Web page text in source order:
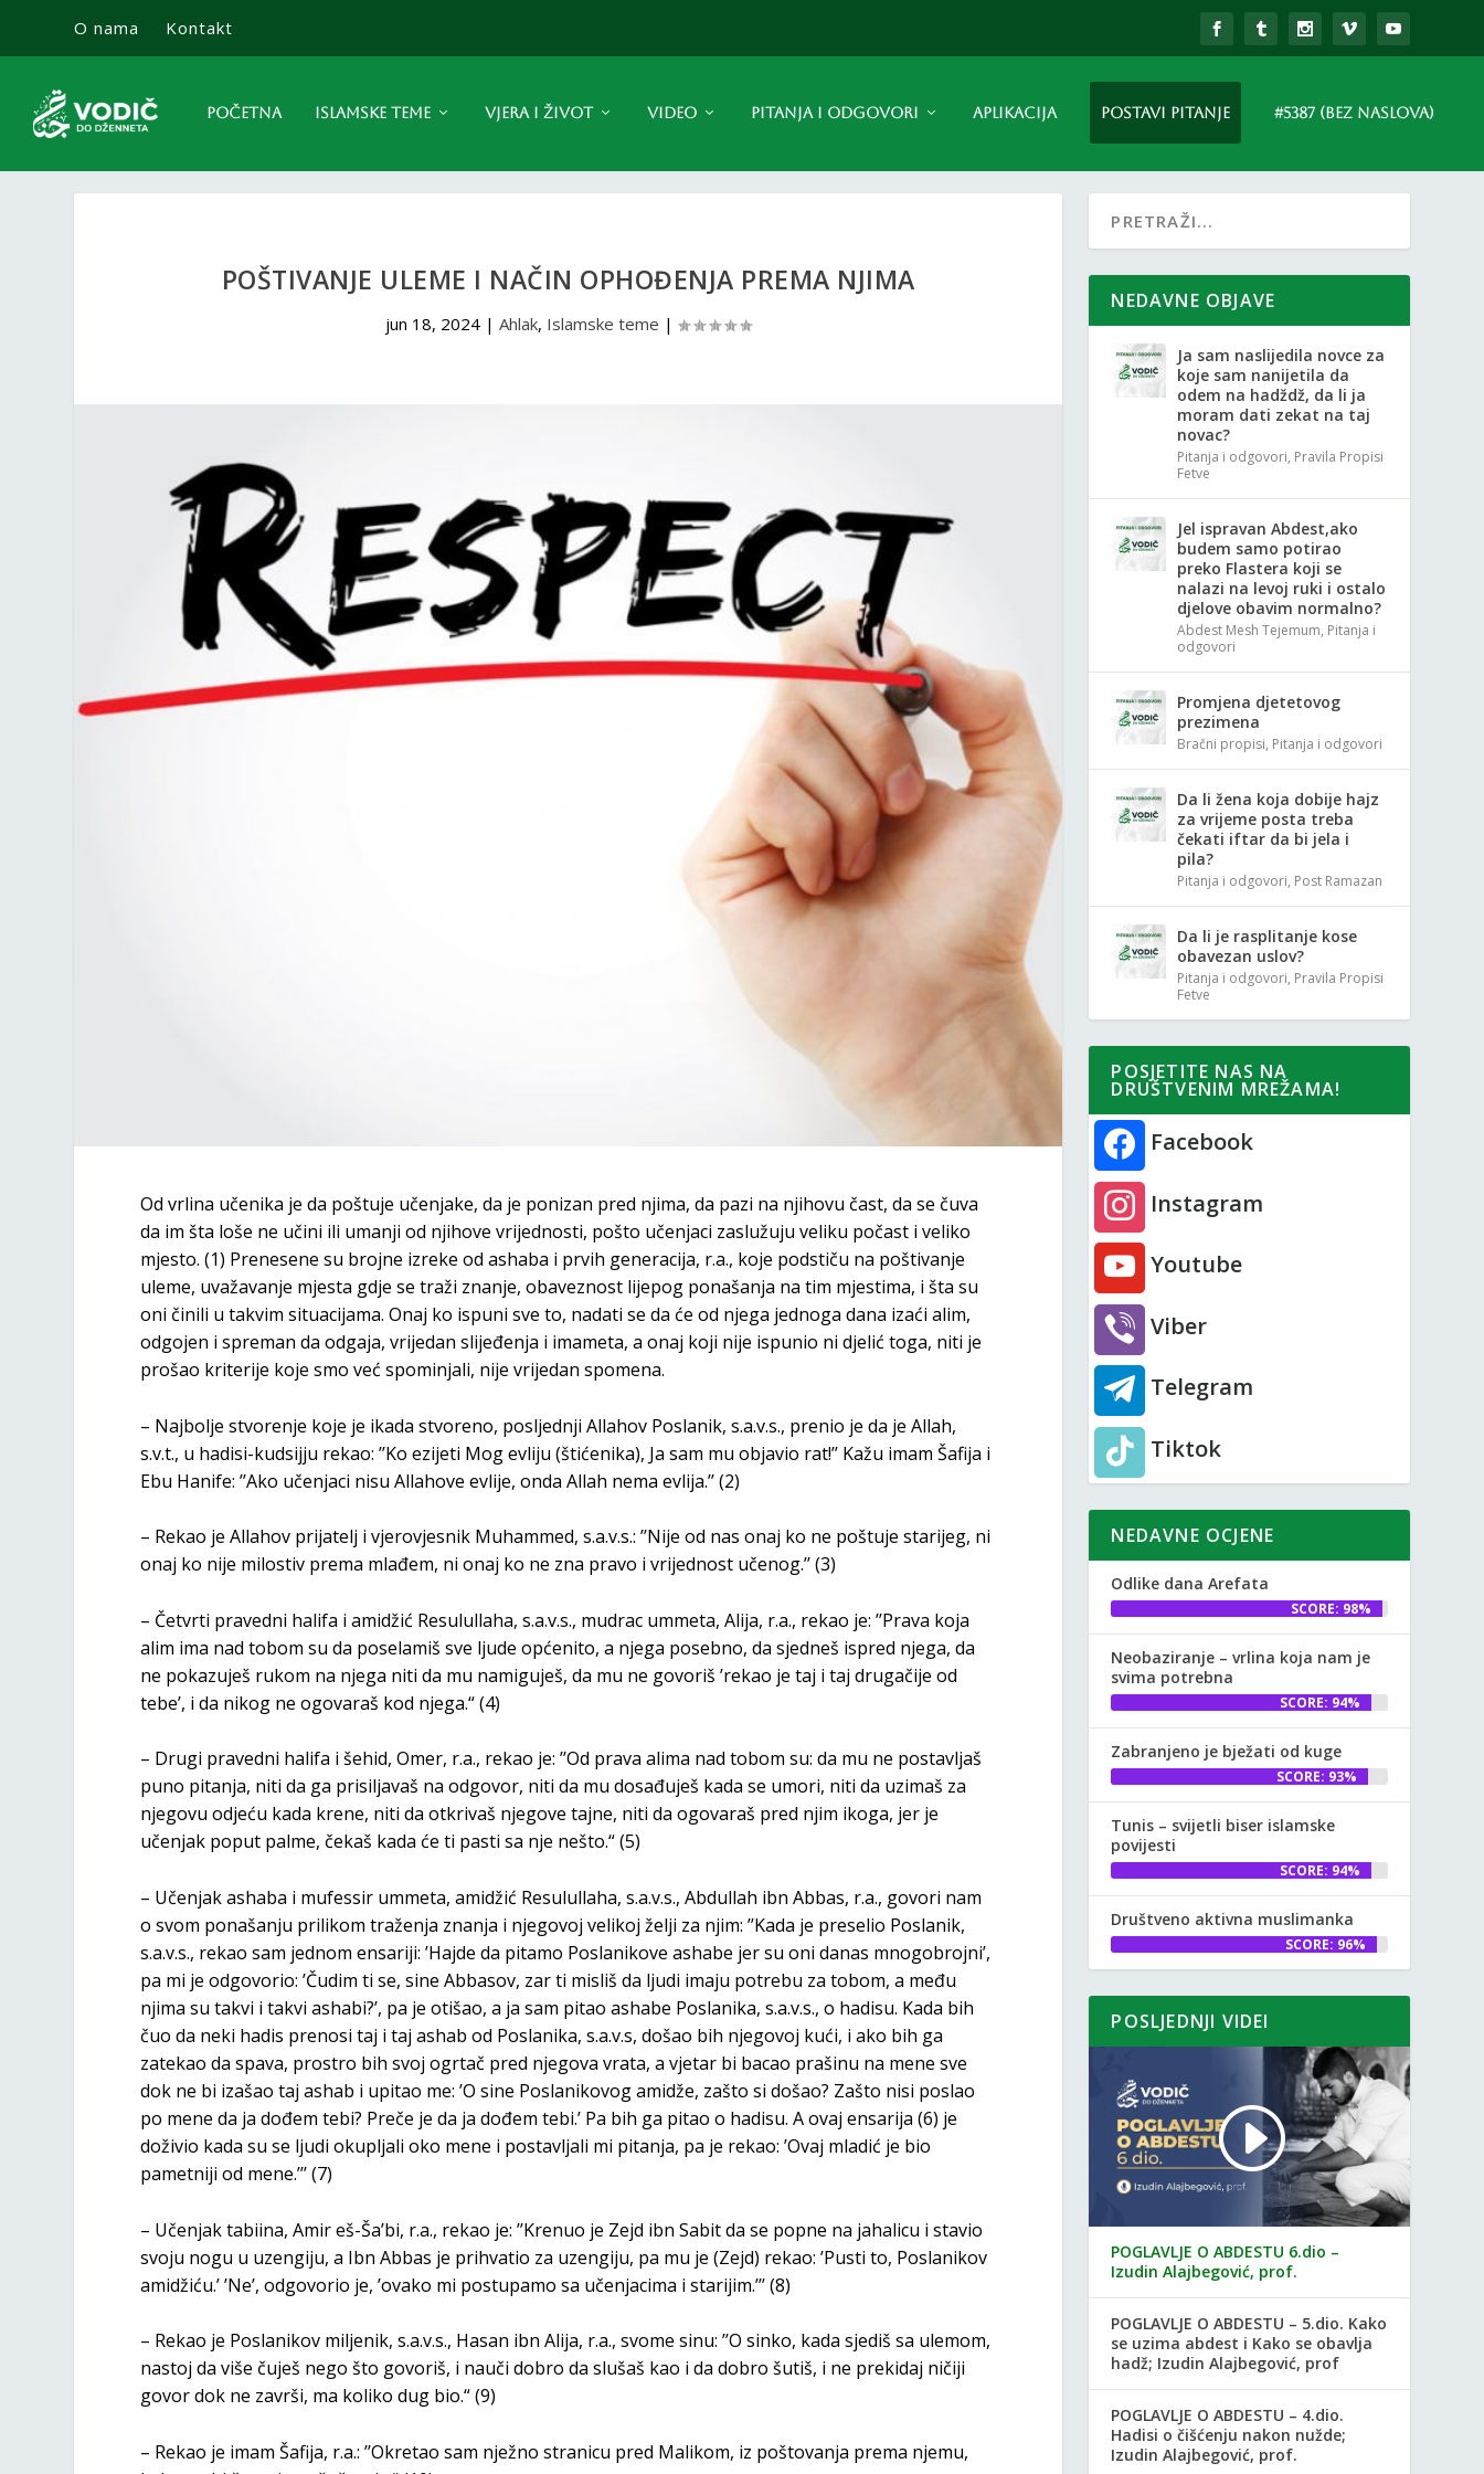
O nama Kontakt
POČETNA ISLAMSKE TEME VJERA I ŽIVOT VIDEO PITANJA I ODGOVORI APLIKACIJA POSTAVI PITANJE #5387 (BEZ NASLOVA)
POŠTIVANJE ULEME I NAČIN OPHOĐENJA PREMA NJIMA
jun 18, 2024 |Ahlak, Islamske teme |
Od vrlina učenika je da poštuje učenjake, da je ponizan pred njima, da pazi na njihovu čast, da se čuva
da im šta loše ne učini ili umanji od njihove vrijednosti, pošto učenjaci zaslužuju veliku počast i veliko
mjesto. (1) Prenesene su brojne izreke od ashaba i prvih generacija, r.a., koje podstiču na poštivanje
uleme, uvažavanje mjesta gdje se traži znanje, obaveznost lijepog ponašanja na tim mjestima, i šta su
oni činili u takvim situacijama. Onaj ko ispuni sve to, nadati se da će od njega jednoga dana izaći alim,
odgojen i spreman da odgaja, vrijedan slijeđenja i imameta, a onaj koji nije ispunio ni djelić toga, niti je
prošao kriterije koje smo već spominjali, nije vrijedan spomena.
– Najbolje stvorenje koje je ikada stvoreno, posljednji Allahov Poslanik, s.a.v.s., prenio je da je Allah,
s.v.t., u hadisi-kudsijju rekao: ’’Ko ezijeti Mog evliju (štićenika), Ja sam mu objavio rat!’’ Kažu imam Šafija i
Ebu Hanife: ’’Ako učenjaci nisu Allahove evlije, onda Allah nema evlija.’’ (2)
– Rekao je Allahov prijatelj i vjerovjesnik Muhammed, s.a.v.s.: ’’Nije od nas onaj ko ne poštuje starijeg, ni
onaj ko nije milostiv prema mlađem, ni onaj ko ne zna pravo i vrijednost učenog.’’ (3)
– Četvrti pravedni halifa i amidžić Resulullaha, s.a.v.s., mudrac ummeta, Alija, r.a., rekao je: ’’Prava koja
alim ima nad tobom su da poselamiš sve ljude općenito, a njega posebno, da sjedneš ispred njega, da
ne pokazuješ rukom na njega niti da mu namiguješ, da mu ne govoriš ’rekao je taj i taj drugačije od
tebe’, i da nikog ne ogovaraš kod njega.“ (4)
– Drugi pravedni halifa i šehid, Omer, r.a., rekao je: ’’Od prava alima nad tobom su: da mu ne postavljaš
puno pitanja, niti da ga prisiljavaš na odgovor, niti da mu dosađuješ kada se umori, niti da uzimaš za
njegovu odjeću kada krene, niti da otkrivaš njegove tajne, niti da ogovaraš pred njim ikoga, jer je
učenjak poput palme, čekaš kada će ti pasti sa nje nešto.“ (5)
– Učenjak ashaba i mufessir ummeta, amidžić Resulullaha, s.a.v.s., Abdullah ibn Abbas, r.a., govori nam
o svom ponašanju prilikom traženja znanja i njegovoj velikoj želji za njim: ’’Kada je preselio Poslanik,
s.a.v.s., rekao sam jednom ensariji: ’Hajde da pitamo Poslanikove ashabe jer su oni danas mnogobrojni’,
pa mi je odgovorio: ’Čudim ti se, sine Abbasov, zar ti misliš da ljudi imaju potrebu za tobom, a među
njima su takvi i takvi ashabi?’, pa je otišao, a ja sam pitao ashabe Poslanika, s.a.v.s., o hadisu. Kada bih
čuo da neki hadis prenosi taj i taj ashab od Poslanika, s.a.v.s, došao bih njegovoj kući, i ako bih ga
zatekao da spava, prostro bih svoj ogrtač pred njegova vrata, a vjetar bi bacao prašinu na mene sve
dok ne bi izašao taj ashab i upitao me: ’O sine Poslanikovog amidže, zašto si došao? Zašto nisi poslao
po mene da ja dođem tebi? Preče je da ja dođem tebi.’ Pa bih ga pitao o hadisu. A ovaj ensarija (6) je
doživio kada su se ljudi okupljali oko mene i postavljali mi pitanja, pa je rekao: ’Ovaj mladić je bio
pametniji od mene.’’’ (7)
– Učenjak tabiina, Amir eš-Ša’bi, r.a., rekao je: ’’Krenuo je Zejd ibn Sabit da se popne na jahalicu i stavio
svoju nogu u uzengiju, a Ibn Abbas je prihvatio za uzengiju, pa mu je (Zejd) rekao: ’Pusti to, Poslanikov
amidžiću.’ ’Ne’, odgovorio je, ’ovako mi postupamo sa učenjacima i starijim.’’’ (8)
– Rekao je Poslanikov miljenik, s.a.v.s., Hasan ibn Alija, r.a., svome sinu: ’’O sinko, kada sjediš sa ulemom,
nastoj da više čuješ nego što govoriš, i nauči dobro da slušaš kao i da dobro šutiš, i ne prekidaj ničiji
govor dok ne završi, ma koliko dug bio.“ (9)
– Rekao je imam Šafija, r.a.: ’’Okretao sam nježno stranicu pred Malikom, iz poštovanja prema njemu,
NEDAVNE OBJAVE
Ja sam naslijedila novce za
koje sam nanijetila da
odem na hadždž, da li ja
moram dati zekat na taj
novac?
Pitanja i odgovori, Pravila Propisi
Fetve
Jel ispravan Abdest,ako
budem samo potirao
preko Flastera koji se
nalazi na levoj ruki i ostalo
djelove obavim normalno?
Abdest Mesh Tejemum, Pitanja i
odgovori
Promjena djetetovog
prezimena
Bračni propisi, Pitanja i odgovori
Da li žena koja dobije hajz
za vrijeme posta treba
čekati iftar da bi jela i
pila?
Pitanja i odgovori, Post Ramazan
Da li je rasplitanje kose
obavezan uslov?
Pitanja i odgovori, Pravila Propisi
Fetve
POSJETITE NAS NA
DRUŠTVENIM MREŽAMA!
Facebook
Instagram
Youtube
Viber
Telegram
Tiktok
NEDAVNE OCJENE
Odlike dana Arefata
SCORE: 98%
Neobaziranje – vrlina koja nam je
svima potrebna
SCORE: 94%
Zabranjeno je bježati od kuge
SCORE: 93%
Tunis – svijetli biser islamske
povijesti
SCORE: 94%
Društveno aktivna muslimanka
SCORE: 96%
POSLJEDNJI VIDEI
POGLAVLJE O ABDESTU 6.dio –
Izudin Alajbegović, prof.
POGLAVLJE O ABDESTU – 5.dio. Kako
se uzima abdest i Kako se obavlja
hadž; Izudin Alajbegović, prof
POGLAVLJE O ABDESTU – 4.dio.
Hadisi o čišćenju nakon nužde;
Izudin Alajbegović, prof.